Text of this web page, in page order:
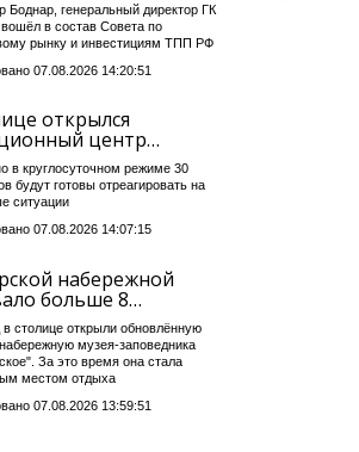
Боднар, генеральный директор ГК
в состав Совета по
рынку и инвестициям ТПП РФ
07.08.2026 14:20:51
открылся
центр…
в круглосуточном режиме 30
будут готовы отреагировать на
ситуации
07.08.2026 14:07:15
набережной
больше 8…
в столице открыли обновлённую
музея-заповедника
За это время она стала
местом отдыха
07.08.2026 13:59:51